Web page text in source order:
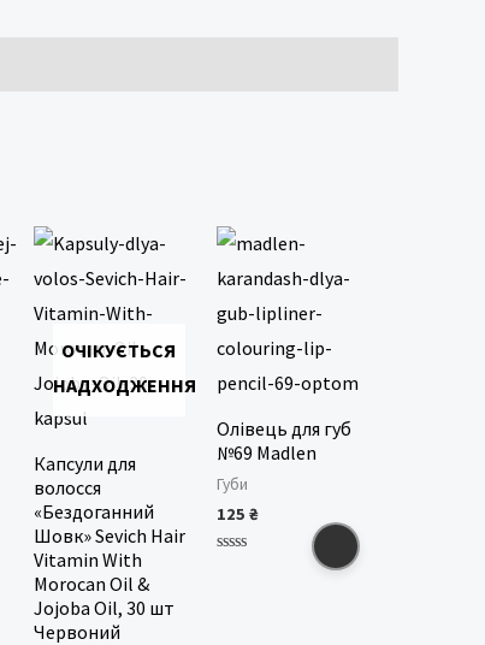
ОЧІКУЄТЬСЯ
НАДХОДЖЕННЯ
Капсули для
волосся
«Бездоганний
Шовк» Sevich Hair
Vitamin With
Morocan Oil &
Jojoba Oil, 30 шт
Червоний
Олівець для губ
№69 Madlen
Губи
125 ₴